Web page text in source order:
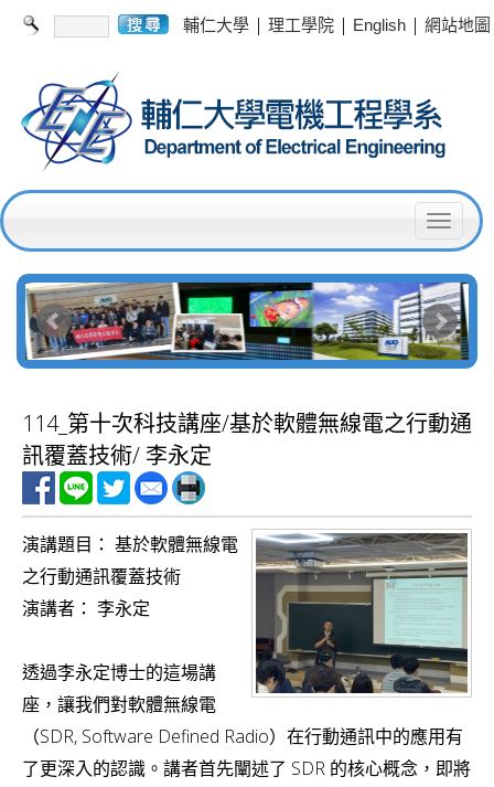
輔仁大學 | 理工學院 | English | 網站地圖
T
g
g
l
e
n
v
i
g
a
t
i
o
n
114_第十次科技講座/基於軟體無線電之行動通
訊覆蓋技術/ 李永定
演講題目： 基於軟體無線電
之行動通訊覆蓋技術
演講者： 李永定
透過李永定博士的這場講
座，讓我們對軟體無線電
（SDR, Software Defined Radio）在行動通訊中的應用有
了更深入的認識。講者首先闡述了 SDR 的核心概念，即將